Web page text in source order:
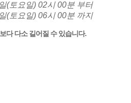
(토요일) 02시 00분 부터
(토요일) 06시 00분 까지
다 다소 길어질 수 있습니다.